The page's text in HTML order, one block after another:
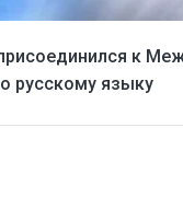
к
русскому языку